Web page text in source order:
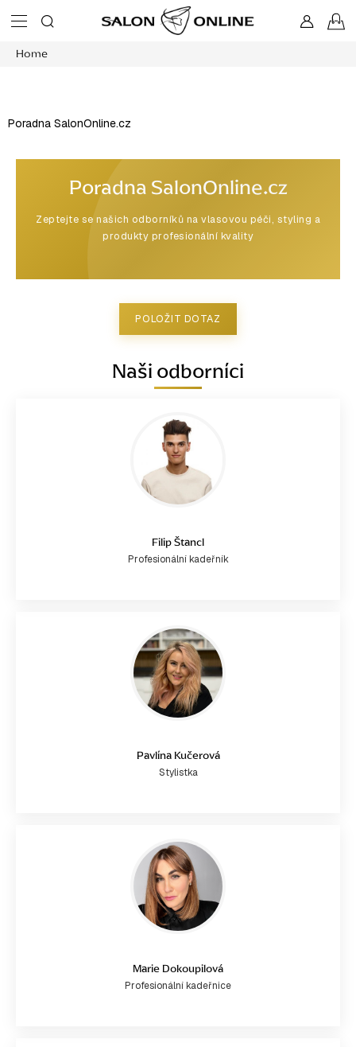
Home
Poradna SalonOnline.cz
Poradna SalonOnline.cz
Zeptejte se našich odborníků na vlasovou péči, styling a
produkty profesionální kvality
POLOŽIT DOTAZ
Naši odborníci
Filip Štancl
Profesionální kadeřník
Pavlína Kučerová
Stylistka
Marie Dokoupilová
Profesionální kadeřnice